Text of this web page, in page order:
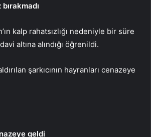
kalp rahatsızlığı nedeniyle bir süre
altına alındığı öğrenildi.
şarkıcının hayranları cenazeye
geldi